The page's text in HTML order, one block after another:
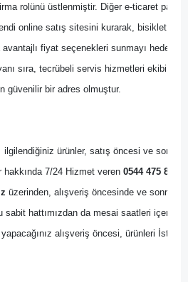
rolünü üstlenmiştir. Diğer e-ticaret
online satış sitesini kurarak, bisiklet
avantajlı fiyat seçenekleri sunmayı
sıra, tecrübeli servis hizmetleri ekibi ile
güvenilir bir adres olmuştur.
ilgilendiğiniz ürünler, satış öncesi ve
7/24 Hizmet veren 0544 475 82
üzerinden, alışveriş öncesinde ve
sabit hattımızdan da mesai saatleri
yapacağınız alışveriş öncesi, ürünleri